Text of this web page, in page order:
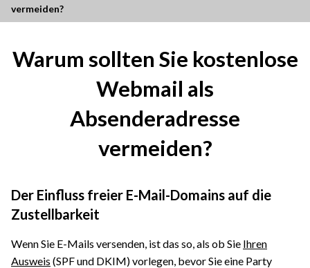
vermeiden?
Warum sollten Sie kostenlose
Webmail als
Absenderadresse
vermeiden?
Der Einfluss freier E-Mail-Domains auf die
Zustellbarkeit
Wenn Sie E-Mails versenden, ist das so, als ob Sie Ihren
Ausweis (SPF und DKIM) vorlegen, bevor Sie eine Party